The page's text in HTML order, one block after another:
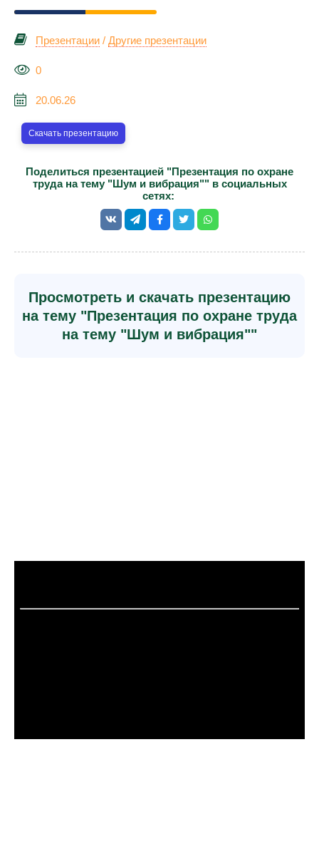
Презентации / Другие презентации
0
20.06.26
Скачать презентацию
Поделиться презентацией "Презентация по охране
труда на тему "Шум и вибрация"" в социальных
сетях:
Просмотреть и скачать презентацию
на тему "Презентация по охране труда
на тему "Шум и вибрация""